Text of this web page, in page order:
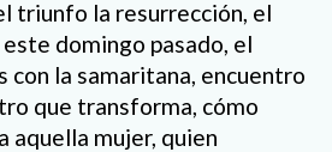
triunfo la resurrección, el
domingo pasado, el
con la samaritana, encuentro
que transforma, cómo
aquella mujer, quien